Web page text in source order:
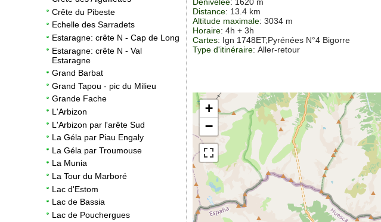
Crête du Pibeste
Echelle des Sarradets
Estaragne: crête N - Cap de Long
Estaragne: crête N - Val
Estaragne
Grand Barbat
Grand Tapou - pic du Milieu
Grande Fache
L'Arbizon
L'Arbizon par l'arête Sud
La Géla par Piau Engaly
La Géla par Troumouse
La Munia
La Tour du Marboré
Lac d'Estom
Lac de Bassia
Lac de Pouchergues
Distance: 13.4 km
Altitude maximale: 3034 m
Horaire: 4h + 3h
Cartes: Ign 1748ET;Pyrénées N°4 Bigorre
Type d'itinéraire: Aller-retour
+
−